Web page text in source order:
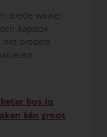
brede waaier
kapstok
het bredere
bos in
één groot